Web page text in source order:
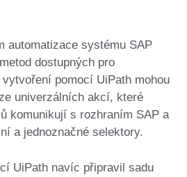
automatizace systému SAP
dostupných pro
pomocí UiPath mohou
univerzálních akcí, které
komunikují s rozhraním SAP a
a jednoznačné selektory.
UiPath navíc připravil sadu